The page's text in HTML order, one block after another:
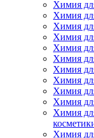
Химия
Химия
Химия
Химия
Химия
Химия
Химия
Химия
Химия
Химия
Химия
Химия